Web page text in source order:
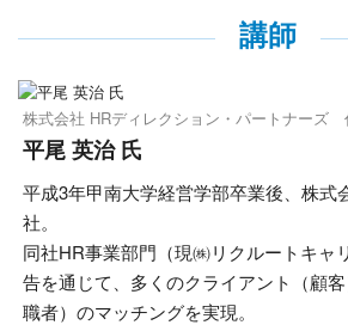
講師
株式会社 HRディレクション・パートナーズ
平尾 英治 氏
平成3年甲南大学経営学部卒業後、株式
社。
同社HR事業部門（現㈱リクルートキャ
告を通じて、多くのクライアント（顧
職者）のマッチングを実現。